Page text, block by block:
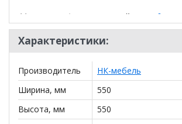
**Цены на официальном сайте
действительны только для интернет-
могут отличаться от цен в розничных
салонах сети!
Характеристики:
Производитель
НК-мебель
Ширина, мм
550
Высота, мм
550